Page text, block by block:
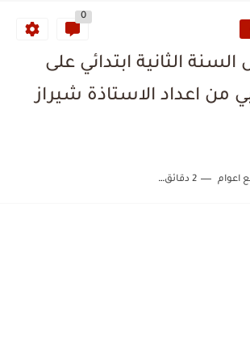
0
الثانية ابتدائي على
من اعداد الاستاذة شيراز
اعوام 2 دقائق للقراءة